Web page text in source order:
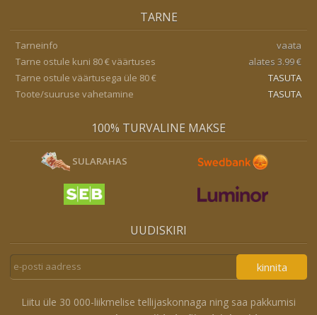
TARNE
Tarneinfo
vaata
Tarne ostule kuni 80 € väärtuses
alates 3.99 €
Tarne ostule väärtusega üle 80 €
TASUTA
Toote/suuruse vahetamine
TASUTA
100% TURVALINE MAKSE
SULARAHAS
UUDISKIRI
kinnita
Liitu üle 30 000-liikmelise tellijaskonnaga ning saa pakkumisi